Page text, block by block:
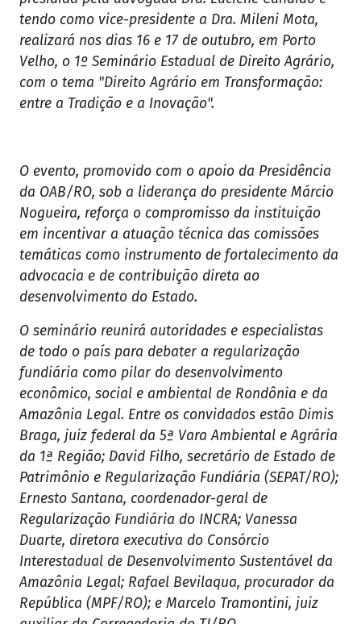
tendo como vice-presidente a Dra. Mileni Mota,
realizará nos dias 16 e 17 de outubro, em Porto
Velho, o 1º Seminário Estadual de Direito Agrário,
com o tema "Direito Agrário em Transformação:
entre a Tradição e a Inovação".
O evento, promovido com o apoio da Presidência
da OAB/RO, sob a liderança do presidente Márcio
Nogueira, reforça o compromisso da instituição
em incentivar a atuação técnica das comissões
temáticas como instrumento de fortalecimento da
advocacia e de contribuição direta ao
desenvolvimento do Estado.
O seminário reunirá autoridades e especialistas
de todo o país para debater a regularização
fundiária como pilar do desenvolvimento
econômico, social e ambiental de Rondônia e da
Amazônia Legal. Entre os convidados estão Dimis
Braga, juiz federal da 5ª Vara Ambiental e Agrária
da 1ª Região; David Filho, secretário de Estado de
Patrimônio e Regularização Fundiária (SEPAT/RO);
Ernesto Santana, coordenador-geral de
Regularização Fundiária do INCRA; Vanessa
Duarte, diretora executiva do Consórcio
Interestadual de Desenvolvimento Sustentável da
Amazônia Legal; Rafael Bevilaqua, procurador da
República (MPF/RO); e Marcelo Tramontini, juiz